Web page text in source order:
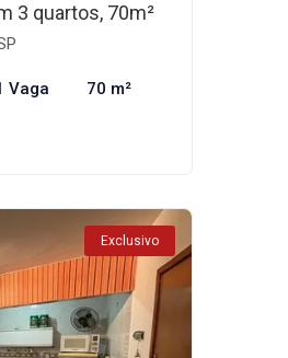
3 quartos, 70m²
Vaga 70 m²
Exclusivo